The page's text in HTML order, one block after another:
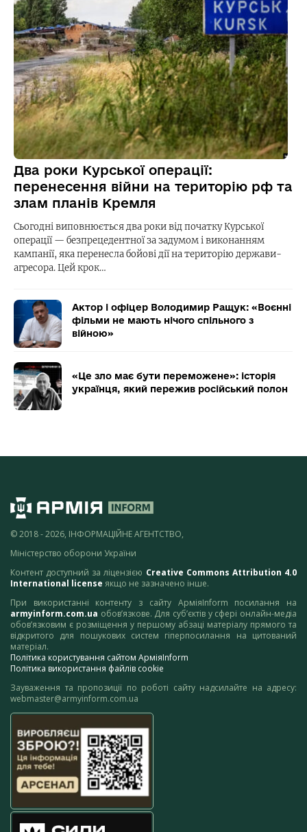
Два роки Курської операції:
перенесення війни на територію рф та
злам планів Кремля
Сьогодні виповнюється два роки від початку Курської
операції — безпрецедентної за задумом і виконанням
кампанії, яка перенесла бойові дії на територію держави-
агресора. Цей крок…
Актор і офіцер Володимир Ращук: «Воєнні
фільми не мають нічого спільного з
війною»
«Це зло має бути переможене»: історія
українця, який пережив російський полон
© 2018 - 2026, ІНФОРМАЦІЙНЕ АГЕНТСТВО,
Міністерство оборони України
Контент доступний за ліцензією Creative Commons Attribution 4.0
International license якщо не зазначено інше.
При використанні контенту з сайту АрміяInform посилання на
armyinform.com.ua обов’язкове. Для суб’єктів у сфері онлайн-медіа
обов’язковим є розміщення у першому абзаці матеріалу прямого та
відкритого для пошукових систем гіперпосилання на цитований
матеріал.
Політика користування сайтом АрміяInform
Політика використання файлів cookie
Зауваження та пропозиції по роботі сайту надсилайте на адресу:
webmaster@armyinform.com.ua